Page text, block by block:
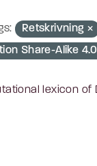
Retskrivning
Share-Alike
lexicon of